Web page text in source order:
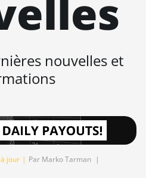
nouvelles et
jour | Par Marko Tarman |